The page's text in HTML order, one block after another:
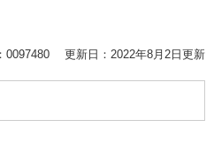
0097480 更新日：2022年8月2日更新